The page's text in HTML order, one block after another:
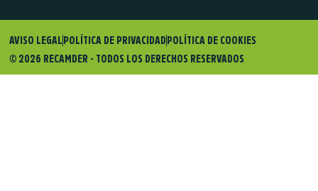
© 2026 RECAMDER - TODOS LOS DERECHOS RESERVADOS
AVISO LEGAL POLÍTICA DE PRIVACIDAD POLÍTICA DE COOKIES